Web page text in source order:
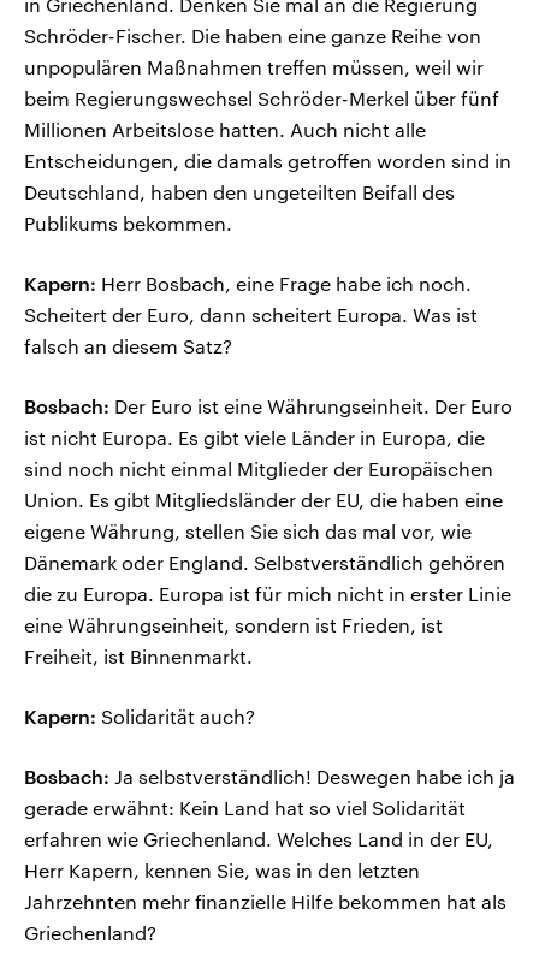
in Griechenland. Denken Sie mal an die Regierung
Schröder-Fischer. Die haben eine ganze Reihe von
unpopulären Maßnahmen treffen müssen, weil wir
beim Regierungswechsel Schröder-Merkel über fünf
Millionen Arbeitslose hatten. Auch nicht alle
Entscheidungen, die damals getroffen worden sind in
Deutschland, haben den ungeteilten Beifall des
Publikums bekommen.
Kapern: Herr Bosbach, eine Frage habe ich noch.
Scheitert der Euro, dann scheitert Europa. Was ist
falsch an diesem Satz?
Bosbach: Der Euro ist eine Währungseinheit. Der Euro
ist nicht Europa. Es gibt viele Länder in Europa, die
sind noch nicht einmal Mitglieder der Europäischen
Union. Es gibt Mitgliedsländer der EU, die haben eine
eigene Währung, stellen Sie sich das mal vor, wie
Dänemark oder England. Selbstverständlich gehören
die zu Europa. Europa ist für mich nicht in erster Linie
eine Währungseinheit, sondern ist Frieden, ist
Freiheit, ist Binnenmarkt.
Kapern: Solidarität auch?
Bosbach: Ja selbstverständlich! Deswegen habe ich ja
gerade erwähnt: Kein Land hat so viel Solidarität
erfahren wie Griechenland. Welches Land in der EU,
Herr Kapern, kennen Sie, was in den letzten
Jahrzehnten mehr finanzielle Hilfe bekommen hat als
Griechenland?